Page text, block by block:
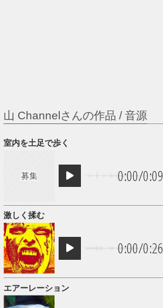
山 Channelさんの作品 / 音源
募集 0:00/0:09
室内を土足で歩く
0:00/0:26
激しく揉む
エアーレーション